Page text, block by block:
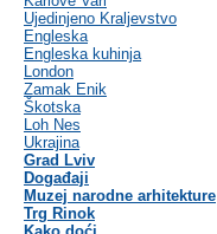
Ujedinjeno Kraljevstvo
Engleska
Engleska kuhinja
London
Zamak Enik
Škotska
Loh Nes
Ukrajina
Grad Lviv
Događaji
Muzej narodne arhitekture
Trg Rinok